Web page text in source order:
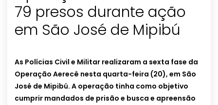
79 presos durante ação
em São José de Mipibú
As Polícias Civil e Militar realizaram a sexta fase da
Operação Aerecê nesta quarta-feira (20), em São
José de Mipibú. A operação tinha como objetivo
cumprir mandados de prisão e busca e apreensão